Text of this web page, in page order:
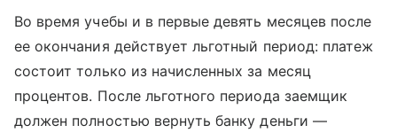
Во время учебы и в первые девять месяцев после
ее окончания действует льготный период: платеж
состоит только из начисленных за месяц
процентов. После льготного периода заемщик
должен полностью вернуть банку деньги —